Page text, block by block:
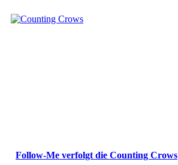
Follow-Me verfolgt die Counting Crows